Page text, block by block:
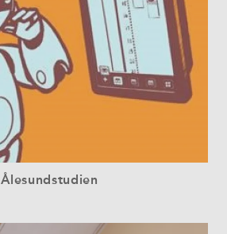
Ålesundstudien